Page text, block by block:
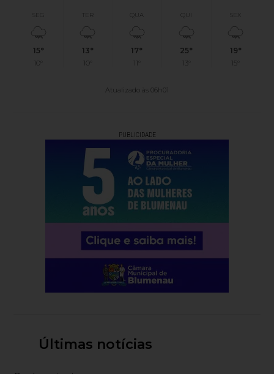
SEG
15°
10°
TER
13°
10°
QUA
17°
11°
25°
13°
SEX
19°
15°
Atualizado às 06h01
PUBLICIDADE
Últimas notícias